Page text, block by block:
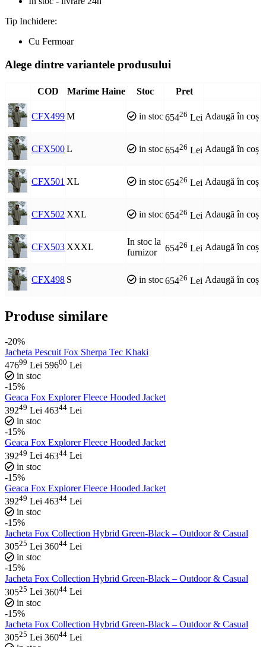
Tip Inchidere:
Cu Fermoar
Alege dintre variantele produsului
COD Marime Haine Stoc Pret
CFX499M in stoc65426 Lei Adaugă în coș
CFX500L in stoc65426 Lei Adaugă în coș
CFX501 XL in stoc65426 Lei Adaugă în coș
CFX502 XXL in stoc65426 Lei Adaugă în coș
CFX503 XXXL
In stoc la
furnizor
65426 Lei Adaugă în coș
CFX498 S in stoc65426 Lei Adaugă în coș
Produse similare
-20%
Jacheta Pescuit Fox Sherpa Tec Khaki
47699 Lei 59600 Lei
in stoc
-15%
Geaca Fox Explorer Fleece Hooded Jacket
39249 Lei 46344 Lei
in stoc
-15%
Geaca Fox Explorer Fleece Hooded Jacket
39249 Lei 46344 Lei
in stoc
-15%
Geaca Fox Explorer Fleece Hooded Jacket
39249 Lei 46344 Lei
in stoc
-15%
Jacheta Fox Collection Hybrid Green-Black – Outdoor & Casual
30525 Lei 36044 Lei
in stoc
-15%
Jacheta Fox Collection Hybrid Green-Black – Outdoor & Casual
30525 Lei 36044 Lei
in stoc
-15%
Jacheta Fox Collection Hybrid Green-Black – Outdoor & Casual
30525 Lei 36044 Lei